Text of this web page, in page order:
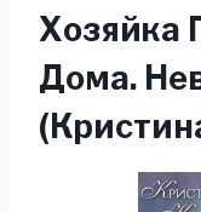
Хозяйка
Дома.